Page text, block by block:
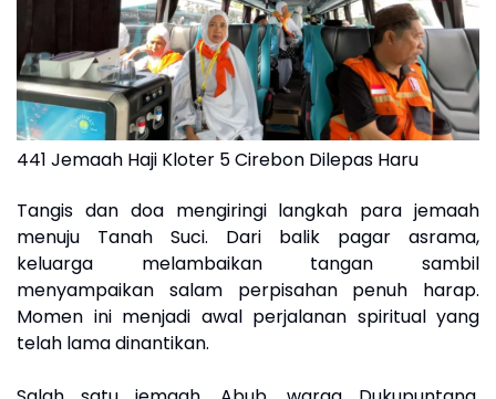
441 Jemaah Haji Kloter 5 Cirebon Dilepas Haru
Tangis dan doa mengiringi langkah para jemaah
menuju Tanah Suci. Dari balik pagar asrama,
keluarga melambaikan tangan sambil
menyampaikan salam perpisahan penuh harap.
Momen ini menjadi awal perjalanan spiritual yang
telah lama dinantikan.